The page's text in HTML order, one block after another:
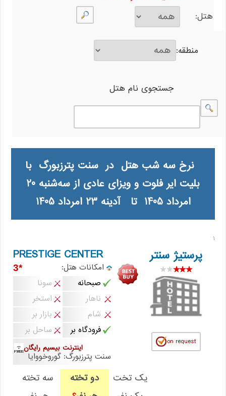
هتل:
منطقه:
جستجوی نام هتل
نرخ سه شب هتل در سنت پترزبورگ با
بلیت ایر فلوت و ویزای عادی از سه‌شنبه 20
امرداد 1405 تا آدینه 23 امرداد 1405
1
پرستیژ سنتر PRESTIGE CENTER
امکانات هتل: *3
صبحانه
سونا
ناهار
استخر
شام
بازار بر
فرودگاه بر
ساحل بر
اینترنت بیسیم رایگان
سنت پترزبورگ: گوروخووایا
یک تخت
دو تخته
سه تخته